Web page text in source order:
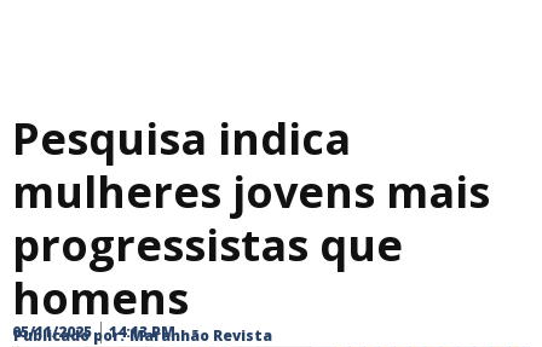
Pesquisa indica
mulheres jovens mais
progressistas que
homens
Publicado por: Maranhão Revista
05/11/2025 14:13 PM